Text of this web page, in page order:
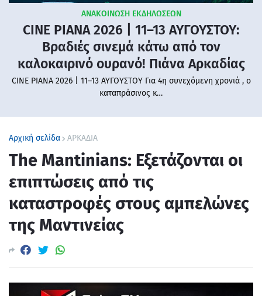
ΑΝΑΚΟΙΝΩΣΗ ΕΚΔΗΛΩΣΕΩΝ
CINE PIANA 2026 | 11–13 ΑΥΓΟΥΣΤΟΥ:
Βραδιές σινεμά κάτω από τον
καλοκαιρινό ουρανό! Πιάνα Αρκαδίας
CINE PIANA 2026 | 11–13 ΑΥΓΟΥΣΤΟΥ Για 4η συνεχόμενη χρονιά , ο
καταπράσινος κ…
Αρχική σελίδα ΑΡΚΑΔΙΑ
The Mantinians: Εξετάζονται οι
επιπτώσεις από τις
καταστροφές στους αμπελώνες
της Μαντινείας